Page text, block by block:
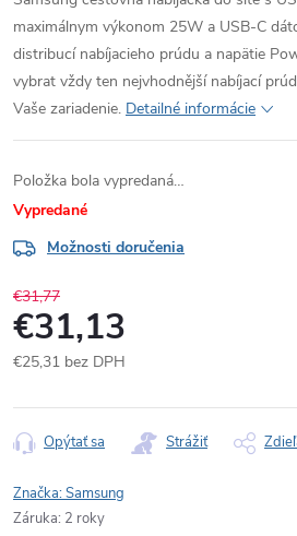
maximálnym výkonom 25W a USB-C
distribucí nabíjacieho prúdu a napätie
vybrat vždy ten nejvhodnější nabíjací
Vaše zariadenie. Detailné informácie
Položka bola vypredaná…
Vypredané
Možnosti doručenia
€31,77
€31,13
€25,31 bez DPH
cena:
Opýtať sa Strážiť
Značka:Samsung
Záruka: 2 roky